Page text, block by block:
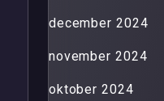
december 2024
november 2024
oktober 2024